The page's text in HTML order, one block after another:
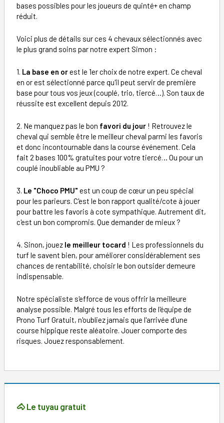
bases possibles pour les joueurs de quinté+ en champ
réduit.
Voici plus de détails sur ces 4 chevaux sélectionnés avec
le plus grand soins par notre expert Simon :
1. La base en orest le 1er choix de notre expert. Ce cheval
en or est sélectionné parce qu'il peut servir de première
base pour tous vos jeux (couplé, trio, tiercé…). Son taux de
réussite est excellent depuis 2012.
2. Ne manquez pas le bon favori du jour ! Retrouvez le
cheval qui semble être le meilleur cheval parmi les favoris
et donc incontournable dans la course événement. Cela
fait 2 bases 100% gratuites pour votre tiercé… Ou pour un
couplé inoubliable au PMU ?
3. Le "Choco PMU" est un coup de cœur un peu spécial
pour les parieurs. C'est le bon rapport qualité/cote à jouer
pour battre les favoris à cote sympathique. Autrement dit,
c'est un bon compromis. Que demander de mieux ?
4. Sinon, jouez le meilleur tocard ! Les professionnels du
turf le savent bien, pour améliorer considérablement ses
chances de rentabilité, choisir le bon outsider demeure
indispensable.
Notre spécialiste s'efforce de vous offrir la meilleure
analyse possible. Malgré tous les efforts de l'équipe de
Prono Turf Gratuit, n'oubliez jamais que l'arrivée d'une
course hippique reste aléatoire. Jouer comporte des
risques. Jouez responsablement.
🐴 Le tuyau gratuit